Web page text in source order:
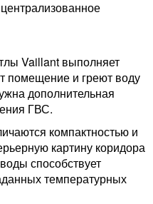
Vaillant выполняет
помещение и греют воду
дополнительная
ГВС.
компактностью и
картину коридора
способствует
температурных